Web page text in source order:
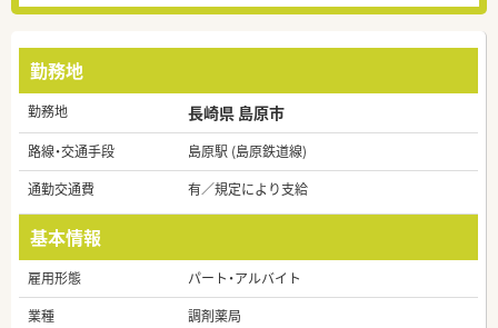
勤務地
勤務地 長崎県 島原市
路線・交通手段
島原駅 (島原鉄道線)
通勤交通費
有／規定により支給
基本情報
雇用形態
パート・アルバイト
業種
調剤薬局